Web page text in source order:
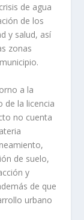
de agua
de los
y salud, así
zonas
a la
de la licencia
no cuenta
de suelo,
y
de que
urbano